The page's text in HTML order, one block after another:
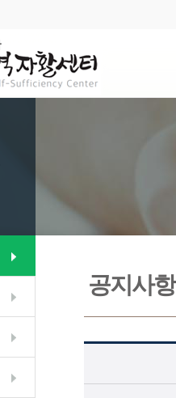
공지사항